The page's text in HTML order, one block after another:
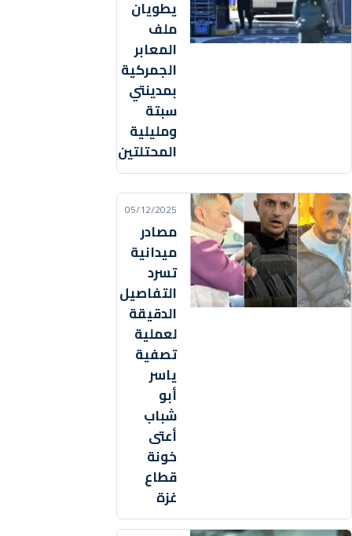
يطويان
ملف
المعابر
الجمركية
بمدينتي
سبتة
ومليلية
المحتلتين
05/12/2025
مصادر
ميدانية
تسرد
التفاصيل
الدقيقة
لعملية
تصفية
ياسر
أبو
شباب
أعتى
خونة
قطاع
غزة